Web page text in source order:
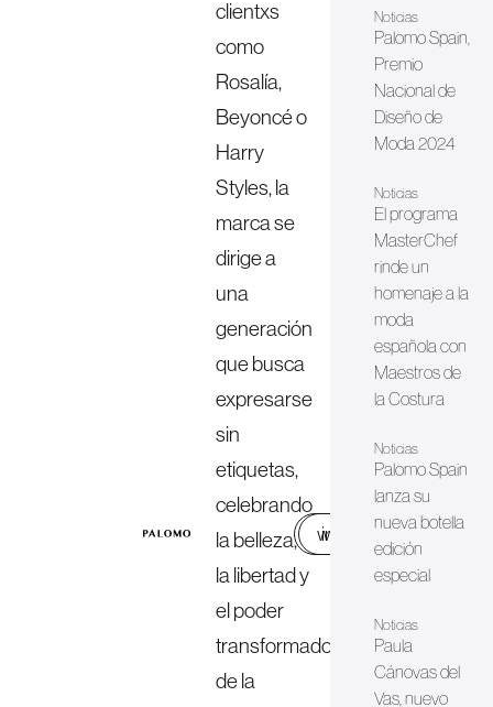
clientxs
como
Rosalía,
Beyoncé o
Harry
Styles, la
marca se
dirige a
una
generación
que busca
expresarse
sin
etiquetas,
celebrando
la belleza,
la libertad y
el poder
transformador
de la
web
instagram
Noticias
Palomo Spain,
Premio
Nacional de
Diseño de
Moda 2024
Noticias
El programa
MasterChef
rinde un
homenaje a la
moda
española con
Maestros de
la Costura
Noticias
Palomo Spain
lanza su
nueva botella
edición
especial
Noticias
Paula
Cánovas del
Vas, nuevo